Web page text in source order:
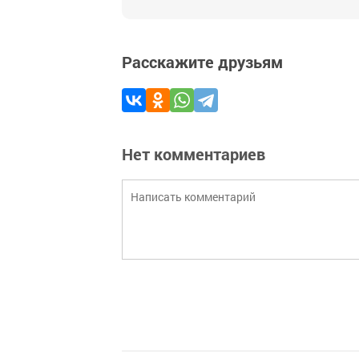
Расскажите друзьям
Нет комментариев